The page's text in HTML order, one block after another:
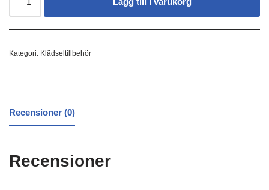
Kategori: Klädseltillbehör
Recensioner (0)
Recensioner